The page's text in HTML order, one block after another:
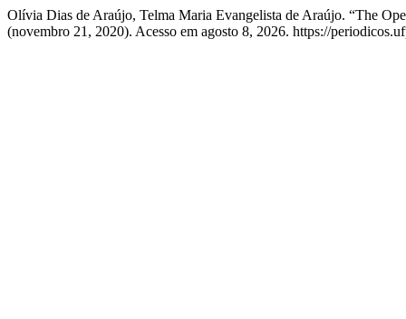
Olívia Dias de Araújo, Telma Maria Evangelista de Araújo. “The
(novembro 21, 2020). Acesso em agosto 8, 2026. https://